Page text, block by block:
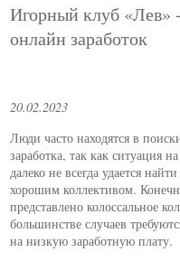
Игорный клуб «Лев»
онлайн заработок
20.02.2023
Люди часто находятся в
заработка, так как ситуация
далеко не всегда удается
хорошим коллективом.
представлено колоссальное
большинстве случаев
на низкую заработную плату.